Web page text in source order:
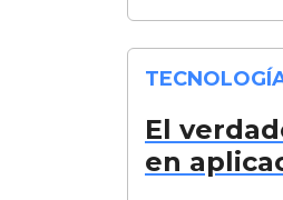
El
en